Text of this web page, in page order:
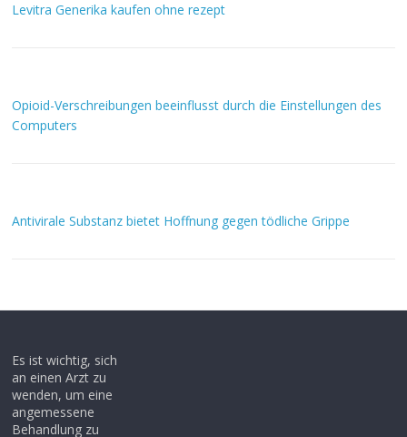
Levitra Generika kaufen ohne rezept
Opioid-Verschreibungen beeinflusst durch die Einstellungen des
Computers
Antivirale Substanz bietet Hoffnung gegen tödliche Grippe
Es ist wichtig, sich
an einen Arzt zu
wenden, um eine
angemessene
Behandlung zu